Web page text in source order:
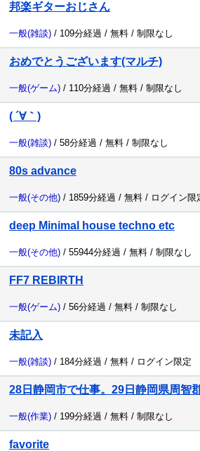
邦楽ギターおじさん
一般(雑談) / 109分経過 / 無料 / 制限なし
おめでとうございます(マルチ)
一般(ゲーム) / 110分経過 / 無料 / 制限なし
( ´∀｀)
一般(雑談) / 58分経過 / 無料 / 制限なし
80s advance
一般(その他) / 1859分経過 / 無料 / ログイン限
deep Minimal house techno etc
一般(その他) / 55944分経過 / 無料 / 制限なし
FF7 REBIRTH
一般(ゲーム) / 56分経過 / 無料 / 制限なし
未記入
一般(雑談) / 184分経過 / 無料 / ログイン限定
28日静岡市で仕事。29日静岡県周智
一般(作業) / 199分経過 / 無料 / 制限なし
favorite